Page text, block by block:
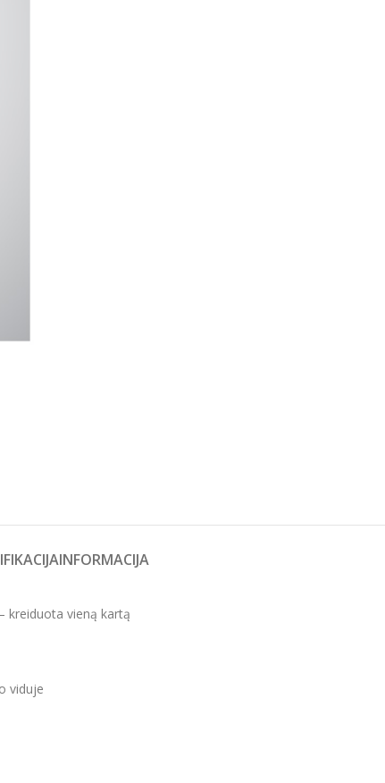
INFORMACIJA
kreiduota vieną kartą
viduje